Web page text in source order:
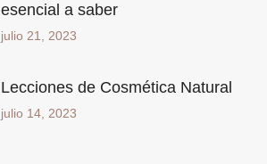
esencial a saber
julio 21, 2023
Lecciones de Cosmética Natural
julio 14, 2023